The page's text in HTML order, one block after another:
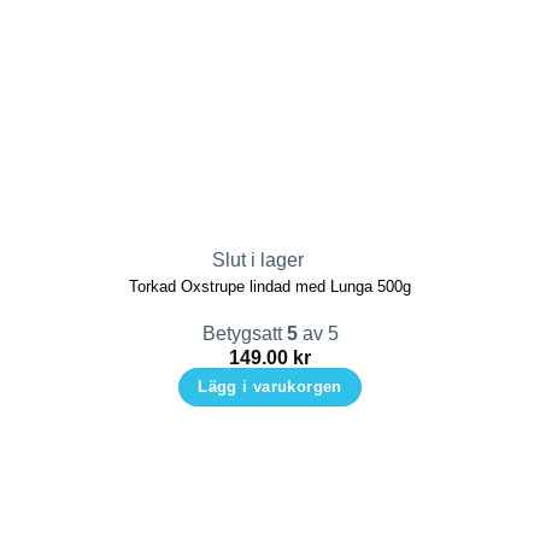
Slut i lager
Torkad Oxstrupe lindad med Lunga 500g
Betygsatt5av 5
149.00 kr
Lägg i varukorgen